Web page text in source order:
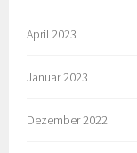
April 2023
Januar 2023
Dezember 2022